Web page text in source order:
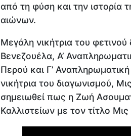
από τη φύση και την
αιώνων.
Μεγάλη νικήτρια του
Βενεζουέλα, Α’
Περού και Γ’
νικήτρια του διαγωνισμού,
σημειωθεί πως η Ζωή
Καλλιστείων με τον τίτλο